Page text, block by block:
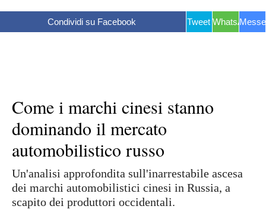
Condividi su Facebook Tweet WhatsApp
Come i marchi cinesi stanno
dominando il mercato
automobilistico russo
Un'analisi approfondita sull'inarrestabile ascesa
dei marchi automobilistici cinesi in Russia, a
scapito dei produttori occidentali.